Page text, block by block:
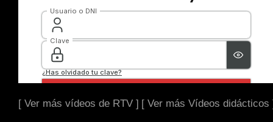
[ Ver más vídeos de RTV ] [ Ver más Vídeos didácticos